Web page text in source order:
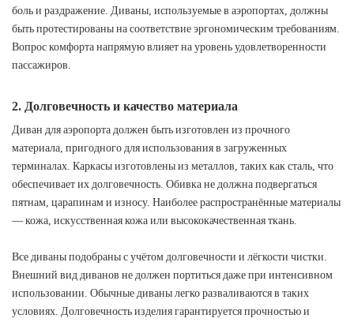
боль и раздражение. Диваны, используемые в аэропортах, должны
быть протестированы на соответствие эргономическим требованиям.
Вопрос комфорта напрямую влияет на уровень удовлетворенности
пассажиров.
2. Долговечность и качество материала
Диван для аэропорта должен быть изготовлен из прочного
материала, пригодного для использования в загруженных
терминалах. Каркасы изготовлены из металлов, таких как сталь, что
обеспечивает их долговечность. Обивка не должна подвергаться
пятнам, царапинам и износу. Наиболее распространённые материалы
— кожа, искусственная кожа или высококачественная ткань.
Все диваны подобраны с учётом долговечности и лёгкости чистки.
Внешний вид диванов не должен портиться даже при интенсивном
использовании. Обычные диваны легко разваливаются в таких
условиях. Долговечность изделия гарантируется прочностью и